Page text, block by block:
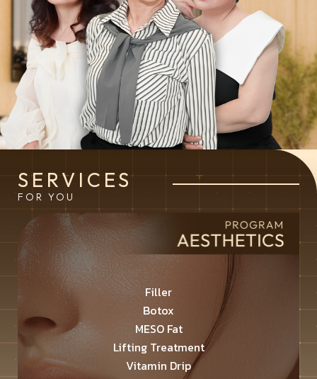
SERVICES
FOR YOU
Filler
Botox
MESO Fat
Lifting Treatment
Vitamin Drip